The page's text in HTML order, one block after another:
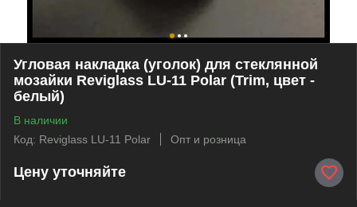
Угловая накладка (уголок) для стеклянной
мозайки Reviglass LU-11 Polar (Trim, цвет -
белый)
В наличии
Код: Reviglass LU-11 Polar
Опт и розница
Цену уточняйте